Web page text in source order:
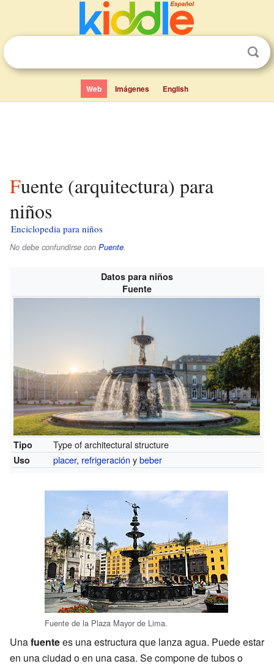
Web Imágenes English
Fuente (arquitectura) para
niños
Enciclopedia para niños
No debe confundirse con Puente.
Datos para niños
Fuente
Tipo Type of architectural structure
Uso placer, refrigeración ybeber
Fuente de la Plaza Mayor de Lima.
Unafuentees una estructura que lanza agua. Puede estar
en una ciudad o en una casa. Se compone de tubos o